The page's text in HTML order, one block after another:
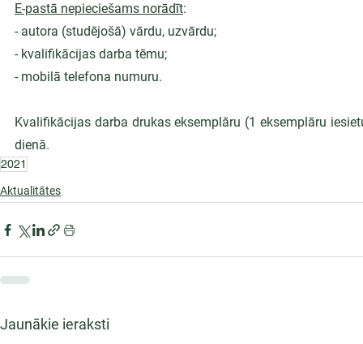
E-pastā nepieciešams norādīt:
- autora (studējošā) vārdu, uzvārdu;
- kvalifikācijas darba tēmu;
- mobilā telefona numuru.
Kvalifikācijas darba drukas eksemplāru (1 eksemplāru
dienā.
2021
Aktualitātes
Jaunākie ieraksti